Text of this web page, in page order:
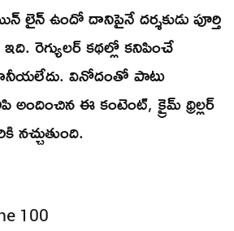
లైన్ ఉందో దానిపైనే దర్శకుడు పూర్తి
రెగ్యులర్ కథల్లో కనిపించే
వినోదంతో పాటు
ఈ కంటెంట్, క్రైమ్ థ్రిల్లర్
నచ్చుతుంది.
100